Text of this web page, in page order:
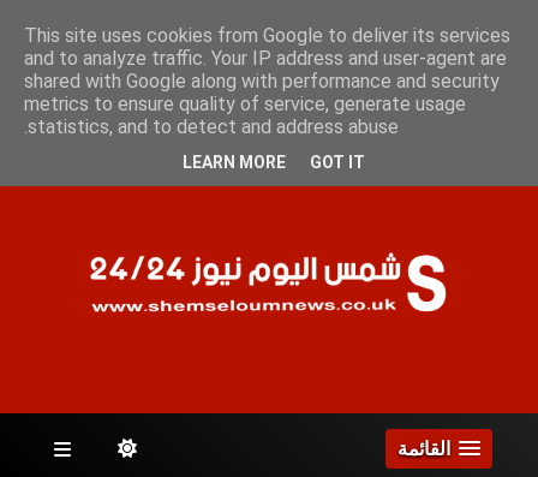
الصفحات
القائمة
This site uses cookies from Google to deliver its services
and to analyze traffic. Your IP address and user-agent are
shared with Google along with performance and security
metrics to ensure quality of service, generate usage
statistics, and to detect and address abuse.
LEARN MORE GOT IT